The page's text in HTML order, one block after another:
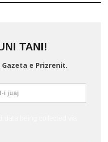
TANI!
e Prizrenit.